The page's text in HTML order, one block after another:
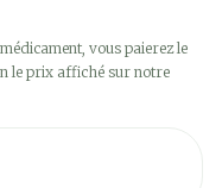
vous paierez le
le prix affiché sur notre